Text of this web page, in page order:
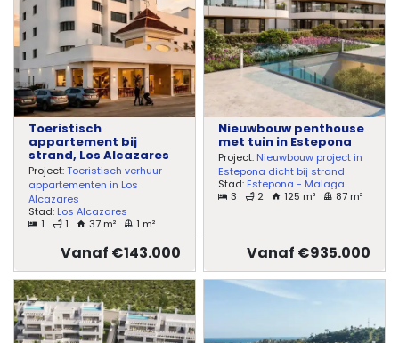
Toeristisch
appartement bij
strand, Los Alcazares
Project:Toeristisch verhuur
appartementen in Los
Alcazares
Stad: Los Alcazares
1
1 37 m² 1 m²
Vanaf €143.000
Nieuwbouw penthouse
met tuin in Estepona
Project: Nieuwbouw project in
Estepona dicht bij strand
Stad: Estepona - Malaga
3
2 125 m² 87 m²
Vanaf €935.000